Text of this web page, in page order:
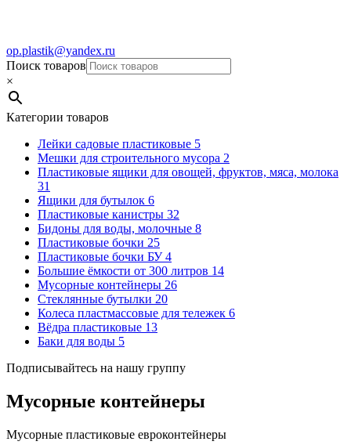
op.plastik@yandex.ru
Поиск товаров
×
Категории товаров
Лейки садовые пластиковые 5
Мешки для строительного мусора 2
Пластиковые ящики для овощей, фруктов, мяса, молока
31
Ящики для бутылок 6
Пластиковые канистры 32
Бидоны для воды, молочные 8
Пластиковые бочки 25
Пластиковые бочки БУ4
Большие ёмкости от 300 литров 14
Мусорные контейнеры 26
Стеклянные бутылки 20
Колеса пластмассовые для тележек 6
Вёдра пластиковые 13
Баки для воды 5
Подписывайтесь на нашу группу
Мусорные контейнеры
Мусорные пластиковые евроконтейнеры